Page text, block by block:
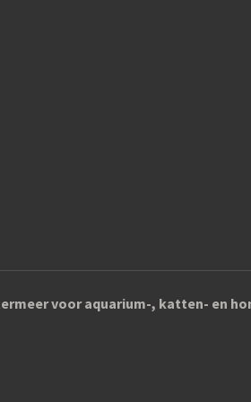
voor aquarium-, katten- en